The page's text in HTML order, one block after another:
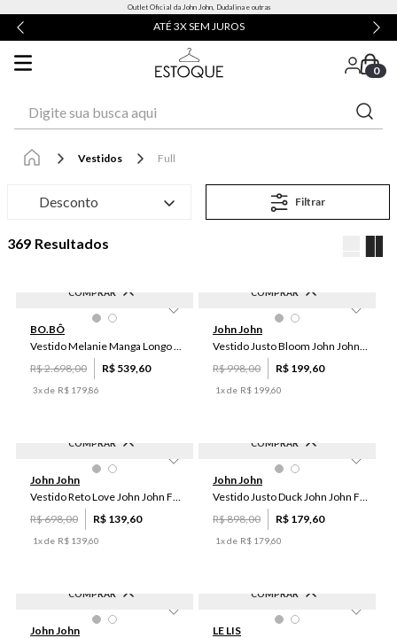
Outlet Oficial da John John, Dudalina e outras
ATÉ 3X SEM JUROS
0
Vestidos Full
Desconto Filtrar
369
COMPRAR
BO.BÔ
Vestido Melanie Manga Longo Bo.Bô Feminino
R$2.698,00 R$ 539,60
3x de R$ 17986
COMPRAR
PP
John John
Vestido Justo Bloom John John Feminino
R$998,00 R$ 199,60
1x de R$ 19960
COMPRAR
John John
Vestido Reto Love John John Feminino
R$698,00 R$ 139,60
1x de R$ 13960
COMPRAR
John John
Vestido Justo Duck John John Feminino
R$898,00 R$ 179,60
1x de R$ 17960
COMPRAR
John John
COMPRAR
42
LE LIS